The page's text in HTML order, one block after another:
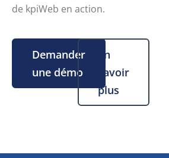
de kpiWeb en action.
Demander
une démo
En
savoir
plus